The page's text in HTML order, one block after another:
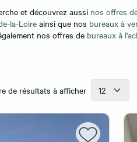
et découvrez aussi nos offres
la-Loire ainsi que nos bureaux à
nos offres de bureaux à
de résultats à afficher